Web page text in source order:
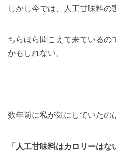
しかし今では、人工甘味料の
ちらほら聞こえて来ているの
かもしれない。
数年前に私が気にしていたの
「人工甘味料はカロリーは